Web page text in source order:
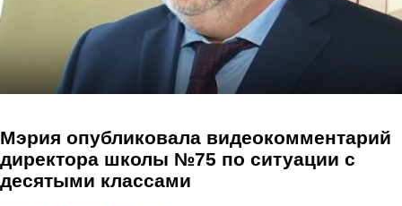
Мэрия опубликовала видеокомментарий
директора школы №75 по ситуации с
десятыми классами